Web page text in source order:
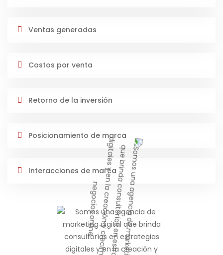
Ventas generadas
Costos por venta
Retorno de la inversión
Posicionamiento de marca
Interacciones de marca